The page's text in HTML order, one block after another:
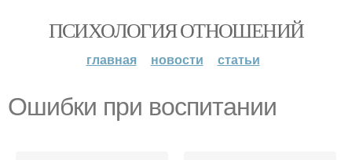
ПСИХОЛОГИЯ ОТНОШЕНИЙ
главная новости статьи
Ошибки при воспитании